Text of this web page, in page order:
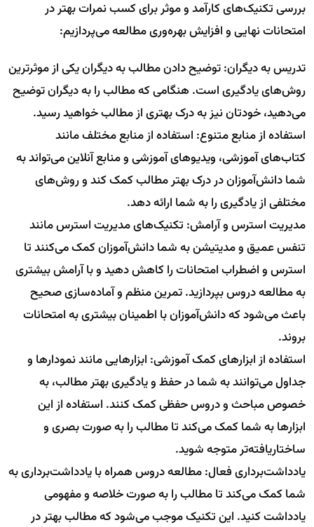
بررسی تکنیک‌های کارآمد و موثر برای کسب نمرات بهتر در
امتحانات نهایی و افزایش بهره‌وری مطالعه می‌پردازیم:
تدریس به دیگران: توضیح دادن مطالب به دیگران یکی از موثرترین
روش‌های یادگیری است. هنگامی که مطالب را به دیگران توضیح
می‌دهید، خودتان نیز به درک بهتری از مطالب خواهید رسید.
استفاده از منابع متنوع: استفاده از منابع مختلف مانند
کتاب‌های آموزشی، ویدیوهای آموزشی و منابع آنلاین می‌تواند به
شما دانش‌آموزان در درک بهتر مطالب کمک کند و روش‌های
مختلفی از یادگیری را به شما ارائه دهد.
مدیریت استرس و آرامش: تکنیک‌های مدیریت استرس مانند
تنفس عمیق و مدیتیشن به شما دانش‌آموزان کمک می‌کنند تا
استرس و اضطراب امتحانات را کاهش دهید و با آرامش بیشتری
به مطالعه دروس بپردازید. تمرین منظم و آماده‌سازی صحیح
باعث می‌شود که دانش‌آموزان با اطمینان بیشتری به امتحانات
بروند.
استفاده از ابزارهای کمک آموزشی: ابزارهایی مانند نمودارها و
جداول می‌توانند به شما در حفظ و یادگیری بهتر مطالب، به
خصوص مباحث و دروس حفظی کمک کنند. استفاده از این
ابزارها به شما کمک می‌کند تا مطالب را به صورت بصری و
ساختاریافته‌تر متوجه شوید.
یادداشت‌برداری فعال: مطالعه دروس همراه با یادداشت‌برداری به
شما کمک می‌کند تا مطالب را به صورت خلاصه و مفهومی
یادداشت کنید. این تکنیک موجب می‌شود که مطالب بهتر در